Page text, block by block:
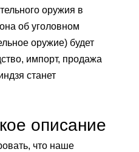
оружия в
об уголовном
оружие) будет
импорт, продажа
станет
описание
что наше